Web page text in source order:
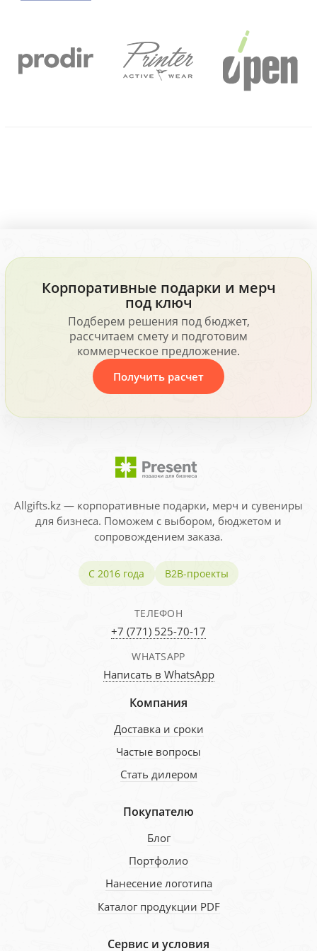
Корпоративные подарки и мерч
под ключ
Подберем решения под бюджет,
рассчитаем смету и подготовим
коммерческое предложение.
Получить расчет
Allgifts.kz — корпоративные подарки, мерч и сувениры
для бизнеса. Поможем с выбором, бюджетом и
сопровождением заказа.
С 2016 года B2B-проекты
ТЕЛЕФОН
+7 (771) 525-70-17
WHATSAPP
Написать в WhatsApp
Компания
Доставка и сроки
Частые вопросы
Стать дилером
Покупателю
Блог
Портфолио
Нанесение логотипа
Каталог продукции PDF
Сервис и условия